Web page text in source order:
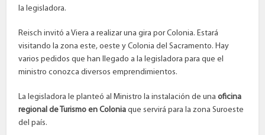
la legisladora.
Reisch invitó a Viera a realizar una gira por Colonia. Estará
visitando la zona este, oeste y Colonia del Sacramento. Hay
varios pedidos que han llegado a la legisladora para que el
ministro conozca diversos emprendimientos.
La legisladora le planteó al Ministro la instalación de unaoficina
regional de Turismo en Colonia que servirá para la zona Suroeste
del país.